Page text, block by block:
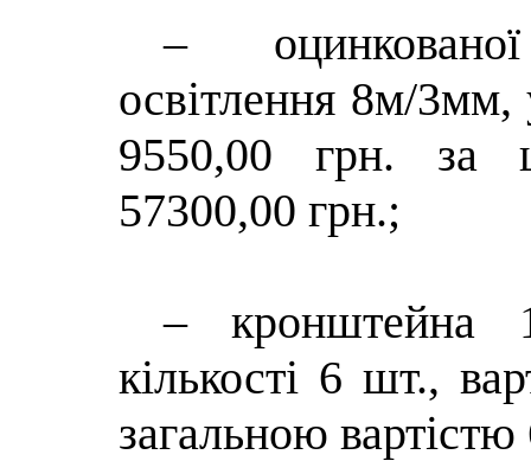
–
освітлення 8м/3мм,
9550,00 грн. за
57300,00 грн.;
– кронштейна
кількості 6 шт.,
загальною